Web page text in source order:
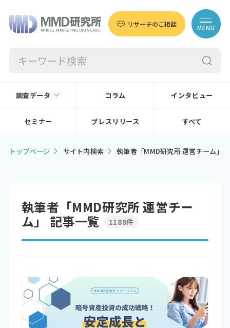
リサーチのご相談 MENU
調査データ コラム インタビュー
セミナー プレスリリース すべて
トップページ サイト内検索 執筆者「MMD研究所 運営チーム」
執筆者「MMD研究所 運営チー
ム」 記事一覧
1188件